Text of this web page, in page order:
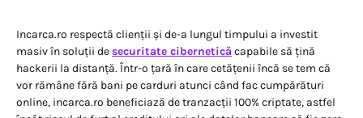
Incarca.ro respectă clienții și de-a lungul timpului a investit
masiv în soluții desecuritate cibernetică capabile să țină
hackerii la distanță. Într-o țară în care cetățenii încă se tem că
vor rămâne fără bani pe carduri atunci când fac cumpărături
online, incarca.ro beneficiază de tranzacții 100% criptate, astfel